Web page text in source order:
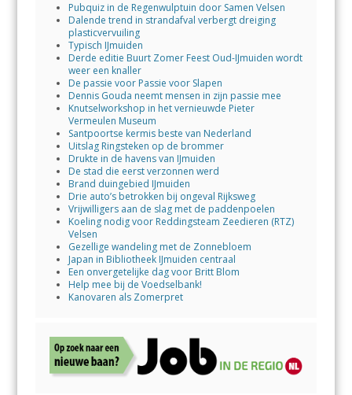
Pubquiz in de Regenwulptuin door Samen Velsen
Dalende trend in strandafval verbergt dreiging
plasticvervuiling
Typisch IJmuiden
Derde editie Buurt Zomer Feest Oud-IJmuiden wordt
weer een knaller
De passie voor Passie voor Slapen
Dennis Gouda neemt mensen in zijn passie mee
Knutselworkshop in het vernieuwde Pieter
Vermeulen Museum
Santpoortse kermis beste van Nederland
Uitslag Ringsteken op de brommer
Drukte in de havens van IJmuiden
De stad die eerst verzonnen werd
Brand duingebied IJmuiden
Drie auto’s betrokken bij ongeval Rijksweg
Vrijwilligers aan de slag met de paddenpoelen
Koeling nodig voor Reddingsteam Zeedieren (RTZ)
Velsen
Gezellige wandeling met de Zonnebloem
Japan in Bibliotheek IJmuiden centraal
Een onvergetelijke dag voor Britt Blom
Help mee bij de Voedselbank!
Kanovaren als Zomerpret